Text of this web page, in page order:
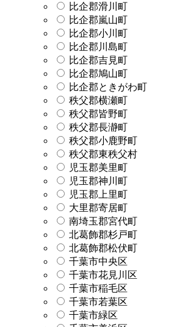
比企郡滑川町
比企郡嵐山町
比企郡小川町
比企郡川島町
比企郡吉見町
比企郡鳩山町
比企郡ときがわ町
秩父郡横瀬町
秩父郡皆野町
秩父郡長瀞町
秩父郡小鹿野町
秩父郡東秩父村
児玉郡美里町
児玉郡神川町
児玉郡上里町
大里郡寄居町
南埼玉郡宮代町
北葛飾郡杉戸町
北葛飾郡松伏町
千葉市中央区
千葉市花見川区
千葉市稲毛区
千葉市若葉区
千葉市緑区